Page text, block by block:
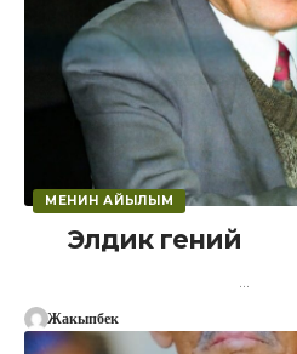
МЕНИН АЙЫЛЫМ
Элдик гений
Жакыпбек